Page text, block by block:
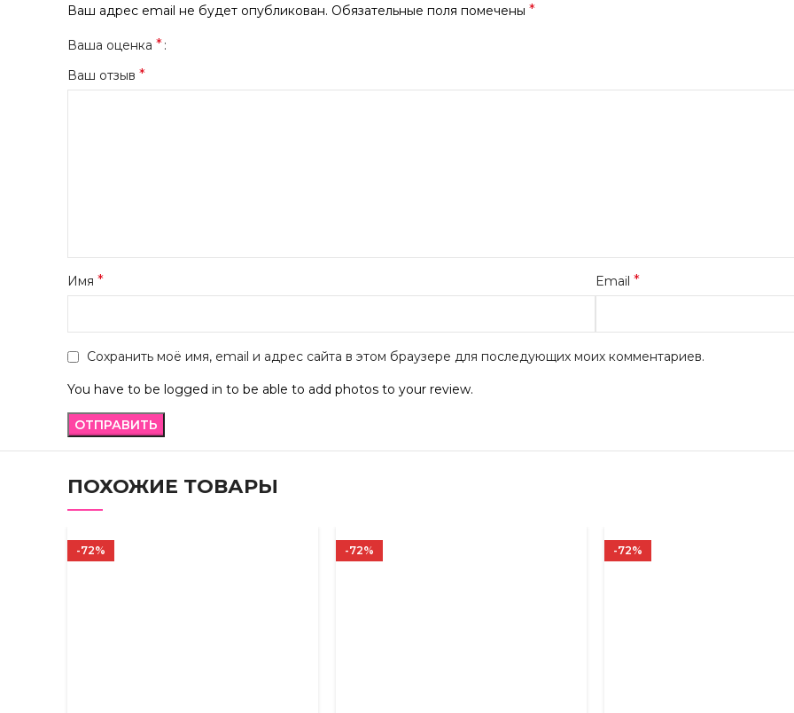
Ваш адрес email не будет опубликован. Обязательные поля помечены *
Ваша оценка *
Ваш отзыв *
Имя * Email *
Сохранить моё имя, email и адрес сайта в этом браузере для последующих моих комментариев.
You have to be logged in to be able to add photos to your review.
ПОХОЖИЕ ТОВАРЫ
-72% -72% -72%